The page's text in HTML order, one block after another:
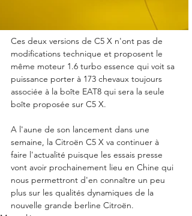
Ces deux versions de C5 X n'ont pas de
modifications technique et proposent le
même moteur 1.6 turbo essence qui voit sa
puissance porter à 173 chevaux toujours
associée à la boîte EAT8 qui sera la seule
boîte proposée sur C5 X.
A l'aune de son lancement dans une
semaine, la Citroën C5 X va continuer à
faire l'actualité puisque les essais presse
vont avoir prochainement lieu en Chine qui
nous permettront d'en connaître un peu
plus sur les qualités dynamiques de la
nouvelle grande berline Citroën.